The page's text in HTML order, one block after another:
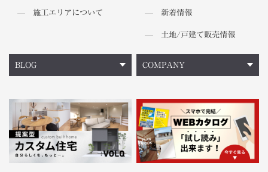
施工エリアについて 新着情報
土地/戸建て販売情報
BLOG COMPANY